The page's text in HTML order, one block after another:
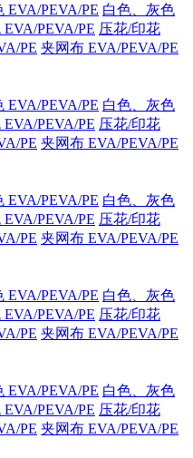
EVA/PEVA/PE 白色、灰色
EVA/PEVA/PE 压花/印花
PE 夹网布 EVA/PEVA/PE
EVA/PEVA/PE 白色、灰色
EVA/PEVA/PE 压花/印花
PE 夹网布 EVA/PEVA/PE
EVA/PEVA/PE 白色、灰色
EVA/PEVA/PE 压花/印花
PE 夹网布 EVA/PEVA/PE
EVA/PEVA/PE 白色、灰色
EVA/PEVA/PE 压花/印花
PE 夹网布 EVA/PEVA/PE
EVA/PEVA/PE 白色、灰色
EVA/PEVA/PE 压花/印花
PE 夹网布 EVA/PEVA/PE